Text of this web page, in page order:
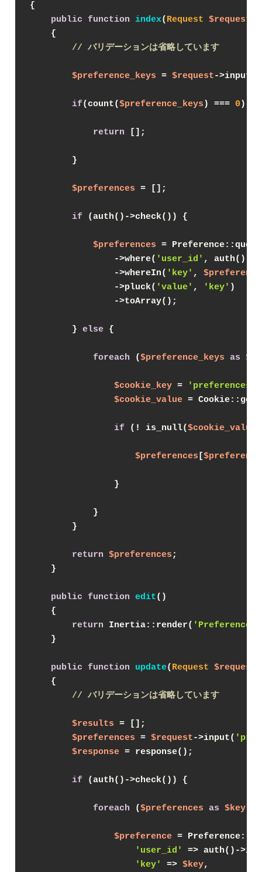
{
public function index(Request $request
{
// バリデーションは省略しています
$preference_keys = $request->input(
if(count($preference_keys) === 0) {
return [];
        }
$preferences = [];
if (auth()->check()) {
$preferences =
                ->where(
'user_id' , auth()-
                ->whereIn(
'key' ,
                ->pluck(
'value' , 'key' )
                ->toArray();
        }
else {
foreach ($preference_keys as
$cookie_key = 'preferences:'
$cookie_value = Cookie::get(
if (! is_null($cookie_value
$preferences [
                }
            }
        }
return $preferences ;
    }
public function edit( )
{
return Inertia::render(
    }
public function update(Request $request
{
// バリデーションは省略しています
$results = [];
$preferences = $request->input(
$response = response();
if (auth()->check()) {
foreach ($preferences as $key
$preference =
'user_id'
=> auth()-
'key'
=> $key,